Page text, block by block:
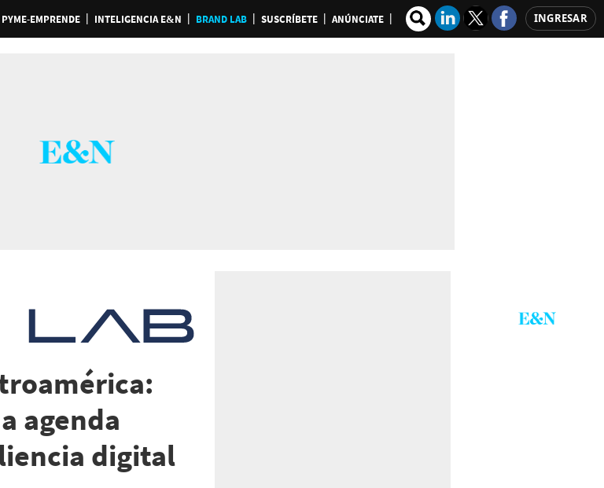
PYME-EMPRENDE INTELIGENCIA E&N BRAND LAB SUSCRÍBETE ANÚNCIATE INGRESAR
agenda
digital